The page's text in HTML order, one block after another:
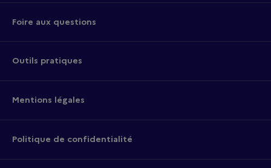
Foire aux questions
Outils pratiques
Mentions légales
Politique de confidentialité